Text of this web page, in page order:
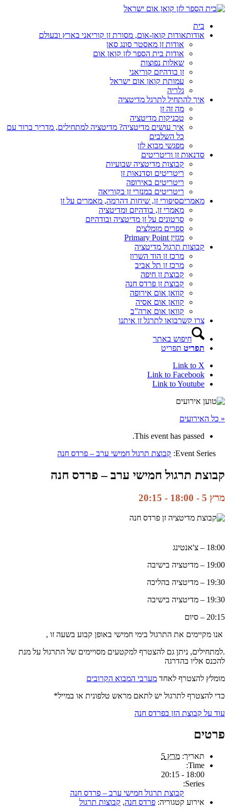
בית
אודותאודות קואן-אום, מסורת זן קוריאני בארץ ובעולם
אודות זן מאסטר סונג סאן
אודות בית הספר לזן קואן אום
שאלות נפוצות
זן בודהיזם קוריאני
עמותת קואן אום ישראל
גלריה
איך להתחיל לתרגל מדיטציה
מה זה זן
טכניקות מדיטציה
איך עושים מדיטציה? מדיטציה למתחילים, מדריך ברור עם
כל השלבים
מפגשי מבוא לזן
סדנאות זן וריטריטים
קבוצות מדיטציה שבועיות
ריטריטים וסדנאות זן
ריטריטים באירופה
ריטריטים במנזרי זן בקוריאה
מאמריםסיפורי זן, שיחות דהרמה, מאמרים על זן
מאמרי זן, בודהיזם ומדיטציה
סרטונים על זן מדיטציה ובודהיזם
ספרים מומלצים
מגזין Primary Point
קבוצות תרגול מדיטציה
מרכז זן הוד השרון
מרכז זן תל אביב
קבוצת זן חיפה
קבוצת זן פרדס חנה
קוואן אום אירופה
קוואן אום אסיה
קוואן אום ארה”ב
צרו קשרבואו לתרגל זן איתנו
חיפוש באתר
תפריט תפריט
Link to X
Link to Facebook
Link to Youtube
« כל האירועים
This event has passed.
Event Series: קבוצת תרגול חמישי ערב – פרדס חנה
קבוצת תרגול חמישי ערב – פרדס חנה
מרץ 5 - 18:00 -
20:15
18:00 – צ'אנטינג
19:00 – מדיטציה בישיבה
19:30 – מדיטציה בהליכה
19:30 – מדיטציה בישיבה
20:15 – סיום
אנו מקיימים את התרגול בימי חמישי באופן קבוע בשעה זו ,
.למתחילים, ניתן גם להצטרף למקטעים מסויימים של התרגול על מנת
להכנס אליו בהדרגה
מומלץ להצטרף לאחד מערבי המבוא הקרובים
כדי להצטרף לתרגול יש לתאם מראש טלפונית או במייל*
עוד על קבוצת הזן בפרדס חנה
פרטים
תאריך: מרץ 5
Time:
18:00 - 20:15
Series:
קבוצת תרגול חמישי ערב – פרדס חנה
אירוע קטגוריה: פרדס חנה, קבוצות תרגול